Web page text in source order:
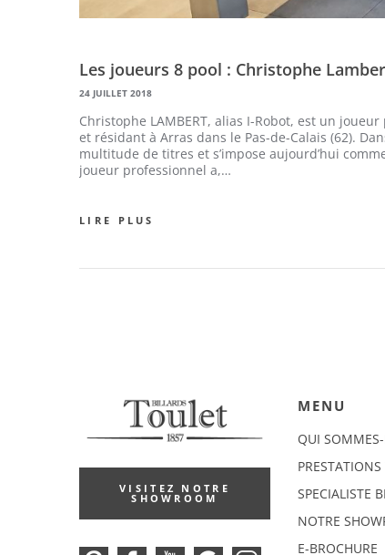
Les joueurs 8 pool : Christophe
24 JUILLET 2018
Christophe LAMBERT, alias I-Robot, est un
et résidant à Arras dans le Pas-de-Calais (62).
multitude de titres et s’impose aujourd’hui
joueur professionnel a,…
LIRE PLUS
VISITEZ NOTRE
SHOWROOM
MENU
QUI
SPECIALISTE
NOTRE
E-BROCHURE